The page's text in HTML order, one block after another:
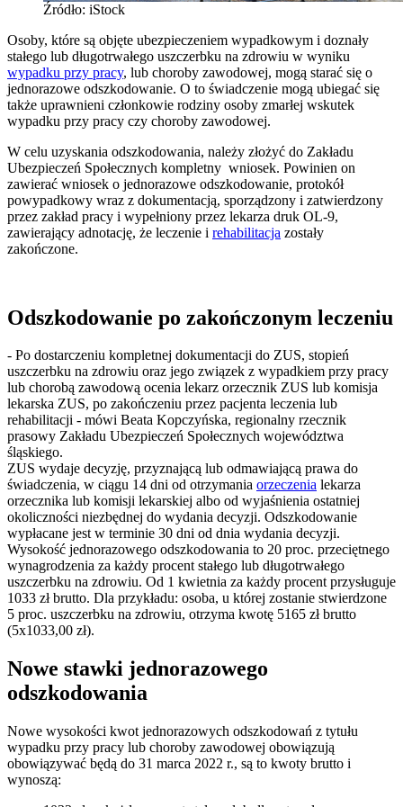
Źródło: iStock
Osoby, które są objęte ubezpieczeniem wypadkowym i doznały
stałego lub długotrwałego uszczerbku na zdrowiu w wyniku
wypadku przy pracy, lub choroby zawodowej, mogą starać się o
jednorazowe odszkodowanie. O to świadczenie mogą ubiegać się
także uprawnieni członkowie rodziny osoby zmarłej wskutek
wypadku przy pracy czy choroby zawodowej.
W celu uzyskania odszkodowania, należy złożyć do Zakładu
Ubezpieczeń Społecznych kompletny wniosek. Powinien on
zawierać wniosek o jednorazowe odszkodowanie, protokół
powypadkowy wraz z dokumentacją, sporządzony i zatwierdzony
przez zakład pracy i wypełniony przez lekarza druk OL-9,
zawierający adnotację, że leczenie i rehabilitacja zostały
zakończone.
Odszkodowanie po zakończonym leczeniu
- Po dostarczeniu kompletnej dokumentacji do ZUS, stopień
uszczerbku na zdrowiu oraz jego związek z wypadkiem przy pracy
lub chorobą zawodową ocenia lekarz orzecznik ZUS lub komisja
lekarska ZUS, po zakończeniu przez pacjenta leczenia lub
rehabilitacji - mówi Beata Kopczyńska, regionalny rzecznik
prasowy Zakładu Ubezpieczeń Społecznych województwa
śląskiego.
ZUS wydaje decyzję, przyznającą lub odmawiającą prawa do
świadczenia, w ciągu 14 dni od otrzymania orzeczenia lekarza
orzecznika lub komisji lekarskiej albo od wyjaśnienia ostatniej
okoliczności niezbędnej do wydania decyzji. Odszkodowanie
wypłacane jest w terminie 30 dni od dnia wydania decyzji.
Wysokość jednorazowego odszkodowania to 20 proc. przeciętnego
wynagrodzenia za każdy procent stałego lub długotrwałego
uszczerbku na zdrowiu. Od 1 kwietnia za każdy procent przysługuje
1033 zł brutto. Dla przykładu: osoba, u której zostanie stwierdzone
5 proc. uszczerbku na zdrowiu, otrzyma kwotę 5165 zł brutto
(5x1033,00 zł).
Nowe stawki jednorazowego
odszkodowania
Nowe wysokości kwot jednorazowych odszkodowań z tytułu
wypadku przy pracy lub choroby zawodowej obowiązują
obowiązywać będą do 31 marca 2022 r., są to kwoty brutto i
wynoszą: